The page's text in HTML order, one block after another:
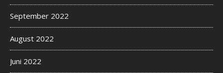
September 2022
August 2022
Juni 2022